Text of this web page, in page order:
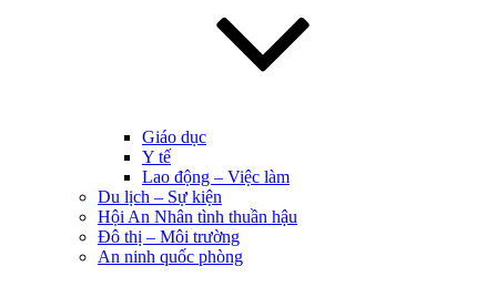
Giáo dục
Y tế
Lao động – Việc làm
Du lịch – Sự kiện
Hội An Nhân tình thuần hậu
Đô thị – Môi trường
An ninh quốc phòng